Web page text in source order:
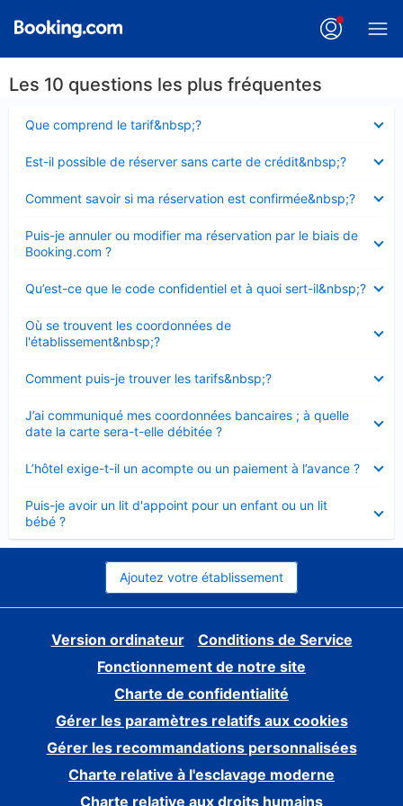
Les 10 questions les plus fréquentes
Que comprend le tarif&nbsp;?
fermé
Est-il possible de réserver sans carte de crédit&nbsp;?
fermé
Comment savoir si ma réservation est confirmée&nbsp;?
fermé
Puis-je annuler ou modifier ma réservation par le biais de
Booking.com ?
fermé
Qu’est-ce que le code confidentiel et à quoi sert-il&nbsp;?
fermé
Où se trouvent les coordonnées de
l'établissement&nbsp;?
fermé
Comment puis-je trouver les tarifs&nbsp;?
fermé
J’ai communiqué mes coordonnées bancaires ; à quelle
date la carte sera-t-elle débitée ?
fermé
L’hôtel exige-t-il un acompte ou un paiement à l’avance ?
fermé
Puis-je avoir un lit d'appoint pour un enfant ou un lit
bébé ?
fermé
Ajoutez votre établissement
Version ordinateur
Conditions de Service
Fonctionnement de notre site
Charte de confidentialité
Gérer les paramètres relatifs aux cookies
Gérer les recommandations personnalisées
Charte relative à l'esclavage moderne
Charte relative aux droits humains